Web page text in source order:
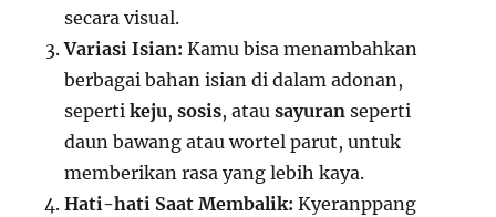
secara visual.
Variasi Isian: Kamu bisa menambahkan
berbagai bahan isian di dalam adonan,
sepertikeju,sosis, atausayuran seperti
daun bawang atau wortel parut, untuk
memberikan rasa yang lebih kaya.
Hati-hati Saat Membalik: Kyeranppang